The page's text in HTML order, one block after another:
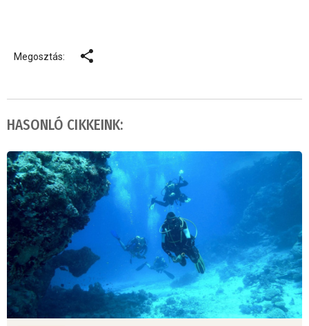
Megosztás:
HASONLÓ CIKKEINK: